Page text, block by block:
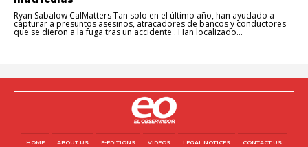
Ryan Sabalow CalMatters Tan solo en el último año, han ayudado a
capturar a presuntos asesinos, atracadores de bancos y conductores
que se dieron a la fuga tras un accidente . Han localizado...
HOME ABOUT US E-EDITIONS VIDEOS LEGAL NOTICES CONTACT US